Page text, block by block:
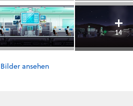
14
ansehen